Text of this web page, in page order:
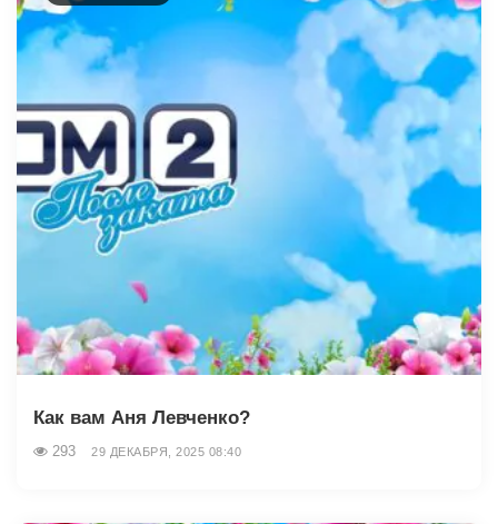
Как вам Аня Левченко?
293 29 ДЕКАБРЯ, 2025 08:40